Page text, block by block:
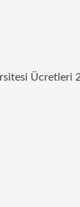
Ücretleri